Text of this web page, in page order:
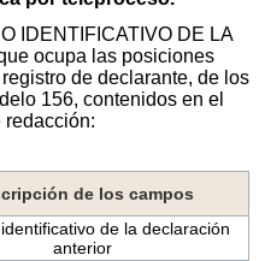
IDENTIFICATIVO DE LA
ocupa las posiciones
de declarante, de los
156, contenidos en el
redacción:
de los campos
de la declaración
anterior